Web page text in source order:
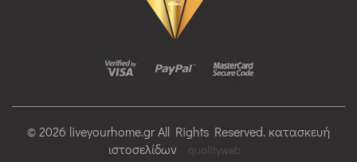
© 2026 liveyourhome.gr All Rights Reserved. κατασκευή
ιστοσελίδων
qualityweb